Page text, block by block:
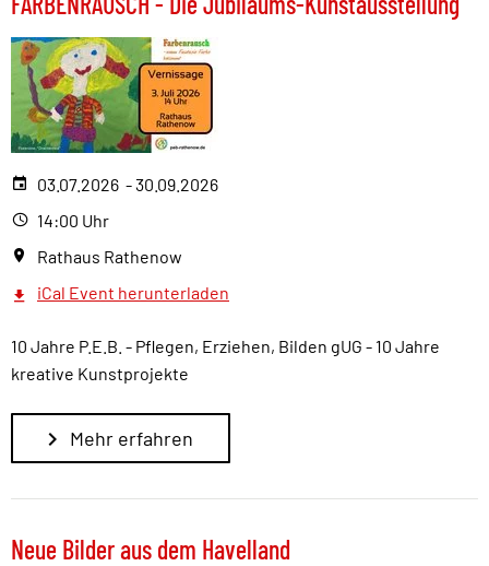
03.07.2026 - 30.09.2026
14:00 Uhr
Rathaus Rathenow
iCal Event herunterladen
10 Jahre P.E.B. - Pflegen, Erziehen, Bilden gUG - 10 Jahre
kreative Kunstprojekte
Mehr erfahren
Neue Bilder aus dem Havelland